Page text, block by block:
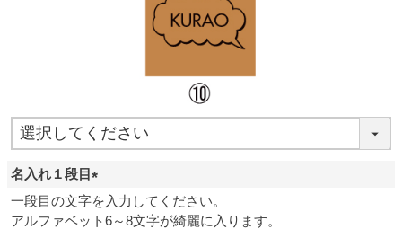
名入れ１段目
(
必
一段目の文字を入力してください。
アルファベット6～8文字が綺麗に入ります。